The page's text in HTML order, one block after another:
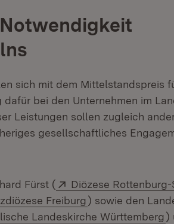
sich mit dem Mittelstandspreis
bei den Unternehmen im
Leistungen sollen zugleich
gesellschaftliches
Fürst ( Extern:
Diözese
Freiburg(Öffnet in neuem
) sowie den
Landeskirche Württemberg)